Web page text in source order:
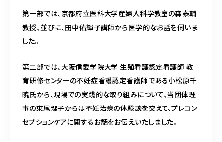
第一部では、京都府立医科大学産婦人科学教室の森泰輔
教授、並びに、田中佑輝子講師から医学的なお話を伺いま
した。
第二部では、大阪信愛学院大学 生殖看護認定看護師 教
育研修センターの不妊症看護認定看護師である小松原千
暁氏から、現場での実践的な取り組みについて、当団体理
事の東尾理子からは不妊治療の体験談を交えて、プレコン
セプションケアに関するお話をお伝えいたしました。